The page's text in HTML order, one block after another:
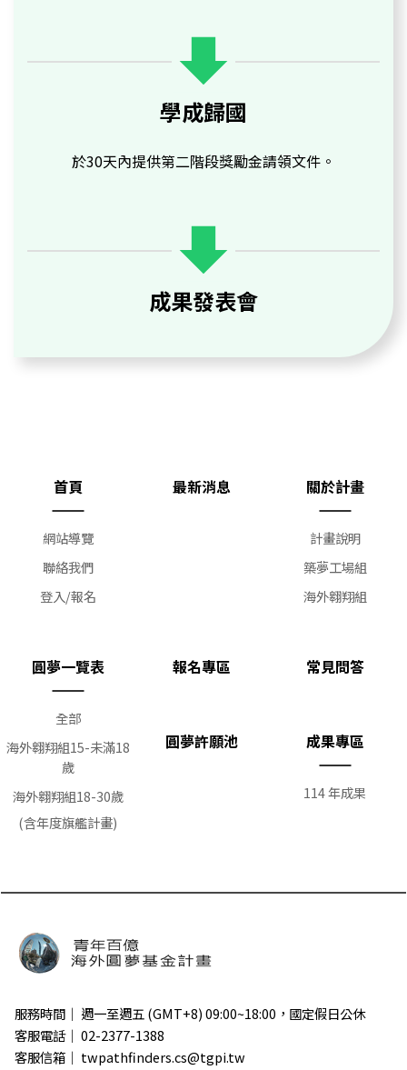
學成歸國
於30天內提供第二階段獎勵金請領文件。
成果發表會
首頁
網站導覽
聯絡我們
登入/報名
最新消息 關於計畫
計畫說明
築夢工場組
海外翱翔組
圓夢一覽表
全部
海外翱翔組15-未滿18
歲
海外翱翔組18-30歲
(含年度旗艦計畫)
報名專區 常見問答
圓夢許願池 成果專區
114 年成果
服務時間｜ 週一至週五 (GMT+8) 09:00~18:00，國定假日公休
客服電話｜ 02-2377-1388
客服信箱｜ twpathfinders.cs@tgpi.tw